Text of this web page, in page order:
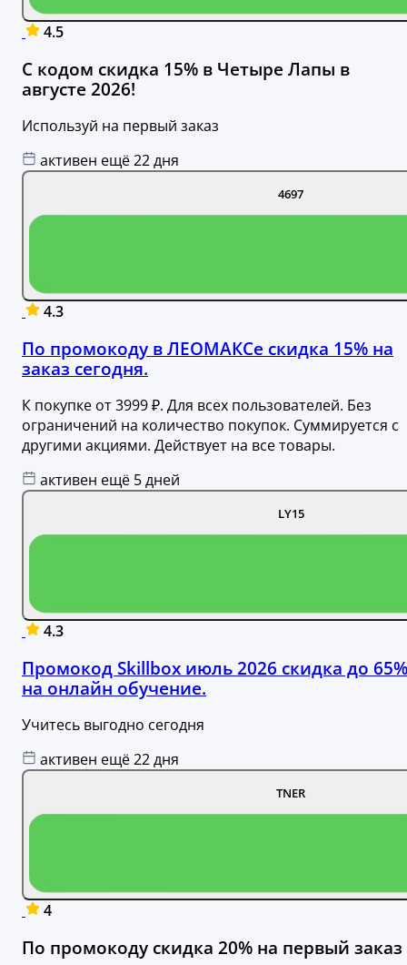
4.5
С кодом скидка 15% в Четыре Лапы в
августе 2026!
Используй на первый заказ
активен ещё 22 дня
4697
4.3
По промокоду в ЛЕОМАКСе скидка 15% на
заказ сегодня.
К покупке от 3999 ₽. Для всех пользователей. Без
ограничений на количество покупок. Суммируется с
другими акциями. Действует на все товары.
активен ещё 5 дней
LY15
4.3
Промокод Skillbox июль 2026 скидка до 65%
на онлайн обучение.
Учитесь выгодно сегодня
активен ещё 22 дня
TNER
4
По промокоду скидка 20% на первый заказ